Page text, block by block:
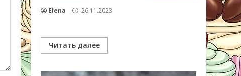
Elena 26.11.2023
Читать далее